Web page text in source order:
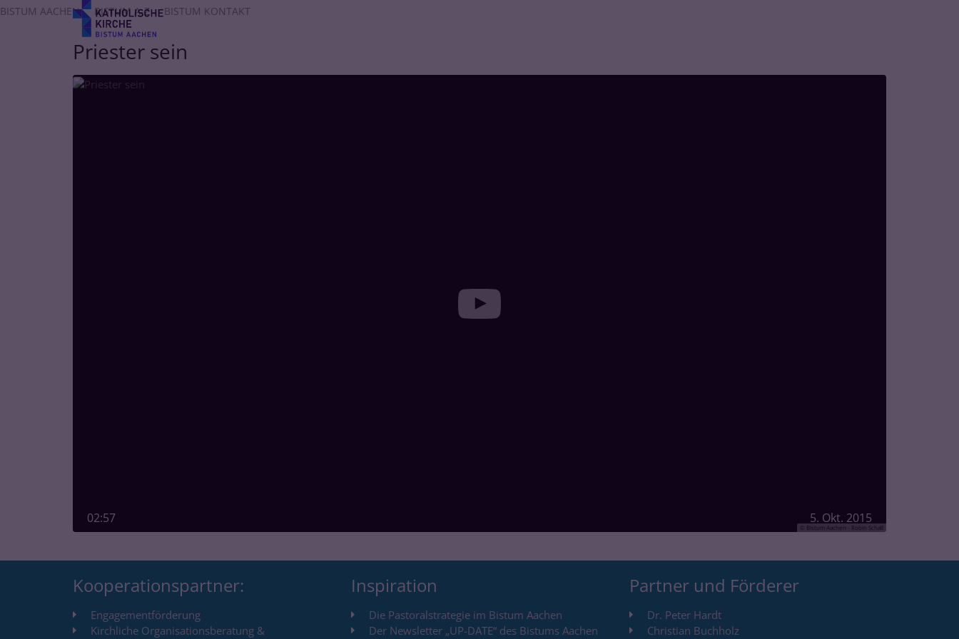
Zum Inhalt springen
BISTUM AACHEN BISTUM A-Z BISTUM KONTAKT
Priester sein
5. Okt. 2015
02:57
© Bistum Aachen - Robin Schall
Kooperationspartner:
Engagementförderung
Kirchliche Organisationsberatung &
Inspiration
Die Pastoralstrategie im Bistum Aachen
Der Newsletter „UP-DATE“ des Bistums Aachen
Partner und Förderer
Dr. Peter Hardt
Christian Buchholz